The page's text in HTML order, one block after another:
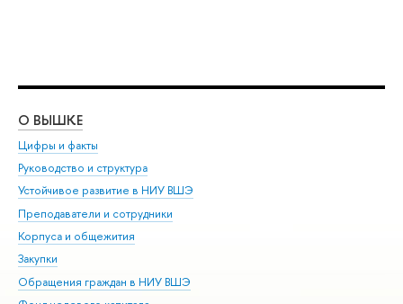
О ВЫШКЕ
Цифры и факты
Руководство и структура
Устойчивое развитие в НИУ ВШЭ
Преподаватели и сотрудники
Корпуса и общежития
Закупки
Обращения граждан в НИУ ВШЭ